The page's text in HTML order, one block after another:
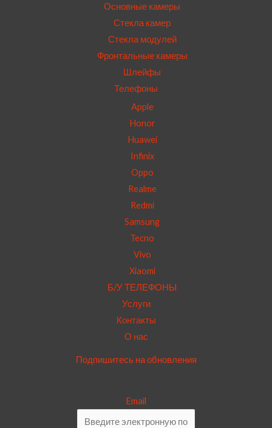
Основные камеры
Стекла камер
Стекла модулей
Фронтальные камеры
Шлейфы
Телефоны
Apple
Honor
Huawei
Infinix
Oppo
Realme
Redmi
Samsung
Tecno
Vivo
Xiaomi
Б/У ТЕЛЕФОНЫ
Услуги
Контакты
О нас
Подпишитесь на обновления
Email